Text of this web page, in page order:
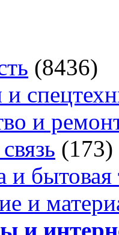
(8436)
и
(173)
и бытовая
и